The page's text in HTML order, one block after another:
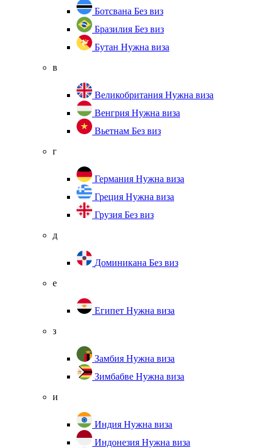
Ботсвана Без виз
Бразилия Без виз
Бутан Нужна виза
в
Великобритания Нужна виза
Венгрия Нужна виза
Вьетнам Без виз
г
Германия Нужна виза
Греция Нужна виза
Грузия Без виз
д
Доминикана Без виз
е
Египет Нужна виза
з
Замбия Нужна виза
Зимбабве Нужна виза
и
Индия Нужна виза
Индонезия Нужна виза